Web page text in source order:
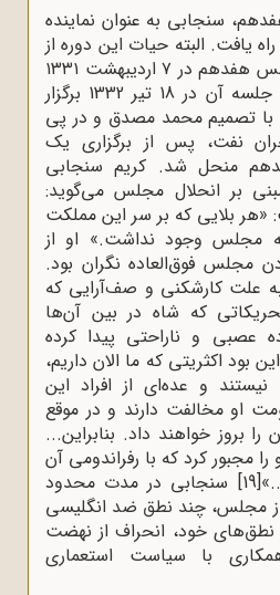
سنجابی به عنوان نماینده
یافت. البته حیات این دوره از
مجلس محدود بود؛ مجلس هفدهم در ۷ اردیبهشت ۱۳۳۱
گشایش یافت و آخرین جلسه آن در 18 تیر 1332 برگزار
سال با تصمیم محمد مصدق و در پی
نفت، پس از برگزاری یک
منحل شد. کریم سنجابی
بر انحلال مجلس می‌گوید:
بلایی که بر سر این مملکت
مجلس وجود نداشت.» او از
مجلس فوق‌العاده نگران بود.
علت کارشکنی و صف‌‌آرایی که
که شاه در بین آن‌ها
عصبی و ناراحتی پیدا کرده
اکثریتی که ما الان داریم،
و عده‌‌ای از افراد این
او مخالفت دارند و در موقع
بروز خواهند داد. بنابراین...
مجبور کرد که با رفراندومی آن
[19]
سنجابی در مدت محدود
مجلس، چند نطق ضد انگلیسی
نطق‌های خود، انحراف از نهضت
با سیاست استعماری